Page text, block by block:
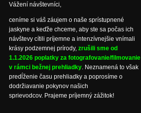
Vážení návštevníci,
ceníme si váš záujem o naše sprístupnené
jaskyne a keďže chceme, aby ste sa počas ich
návštevy cítili príjemne a intenzívnejšie vnímali
krásy podzemnej prírody, zrušili sme od
1.1.2026 poplatky za fotografovanie/filmovanie
v rámci bežnej prehliadky. Neznamená to však
predĺženie času prehliadky a poprosíme o
dodržiavanie pokynov našich
sprievodcov. Prajeme príjemný zážitok!